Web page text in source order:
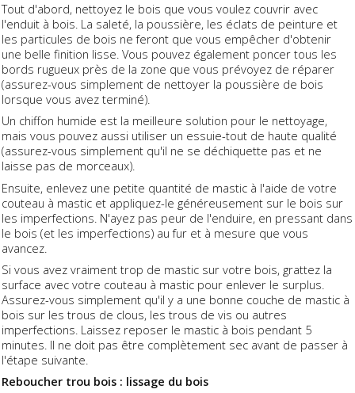
Tout d'abord, nettoyez le bois que vous voulez couvrir avec
l'enduit à bois. La saleté, la poussière, les éclats de peinture et
les particules de bois ne feront que vous empêcher d'obtenir
une belle finition lisse. Vous pouvez également poncer tous les
bords rugueux près de la zone que vous prévoyez de réparer
(assurez-vous simplement de nettoyer la poussière de bois
lorsque vous avez terminé).
Un chiffon humide est la meilleure solution pour le nettoyage,
mais vous pouvez aussi utiliser un essuie-tout de haute qualité
(assurez-vous simplement qu'il ne se déchiquette pas et ne
laisse pas de morceaux).
Ensuite, enlevez une petite quantité de mastic à l'aide de votre
couteau à mastic et appliquez-le généreusement sur le bois sur
les imperfections. N'ayez pas peur de l'enduire, en pressant dans
le bois (et les imperfections) au fur et à mesure que vous
avancez.
Si vous avez vraiment trop de mastic sur votre bois, grattez la
surface avec votre couteau à mastic pour enlever le surplus.
Assurez-vous simplement qu'il y a une bonne couche de mastic à
bois sur les trous de clous, les trous de vis ou autres
imperfections. Laissez reposer le mastic à bois pendant 5
minutes. Il ne doit pas être complètement sec avant de passer à
l'étape suivante.
Reboucher trou bois : lissage du bois